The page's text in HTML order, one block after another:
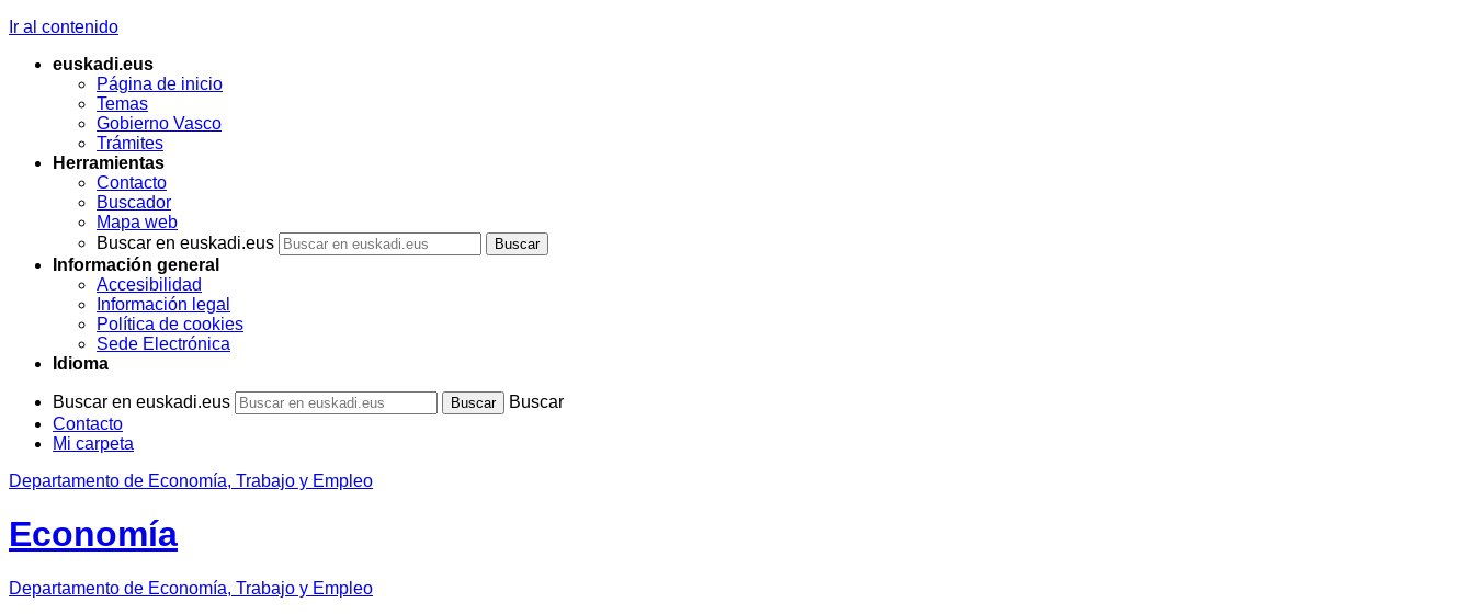
Ir al contenido
euskadi.eus
Página de inicio
Temas
Gobierno Vasco
Trámites
Herramientas
Contacto
Buscador
Mapa web
Buscar en euskadi.eus
Información general
Accesibilidad
Información legal
Política de cookies
Sede Electrónica
Idioma
Buscar en euskadi.eus
Buscar
Contacto
Mi carpeta
Departamento de Economía, Trabajo y Empleo
Economía
Departamento de Economía, Trabajo y Empleo